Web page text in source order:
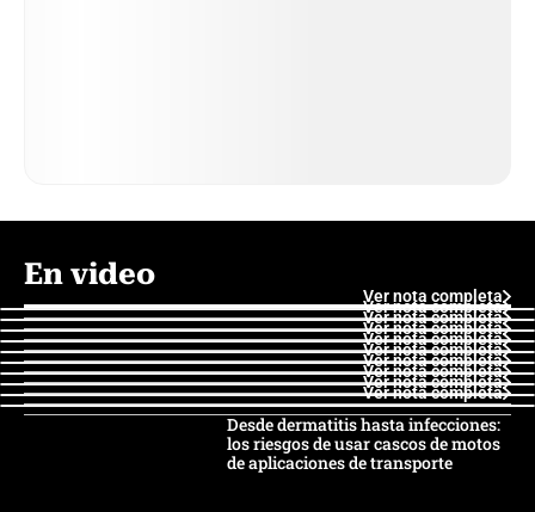
En video
Ver nota completa
Ver nota completa
Ver nota completa
Ver nota completa
Ver nota completa
Ver nota completa
Ver nota completa
Ver nota completa
Ver nota completa
Ver nota completa
Desde dermatitis hasta infecciones:
los riesgos de usar cascos de motos
de aplicaciones de transporte